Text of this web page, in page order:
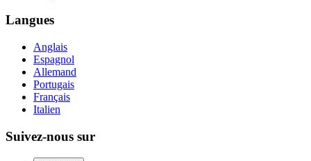
Langues
Anglais
Espagnol
Allemand
Portugais
Français
Italien
Suivez-nous sur